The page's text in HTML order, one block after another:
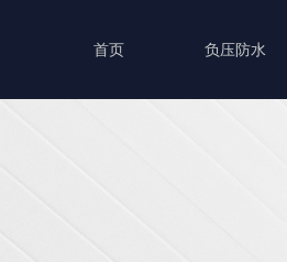
首页 负压防水